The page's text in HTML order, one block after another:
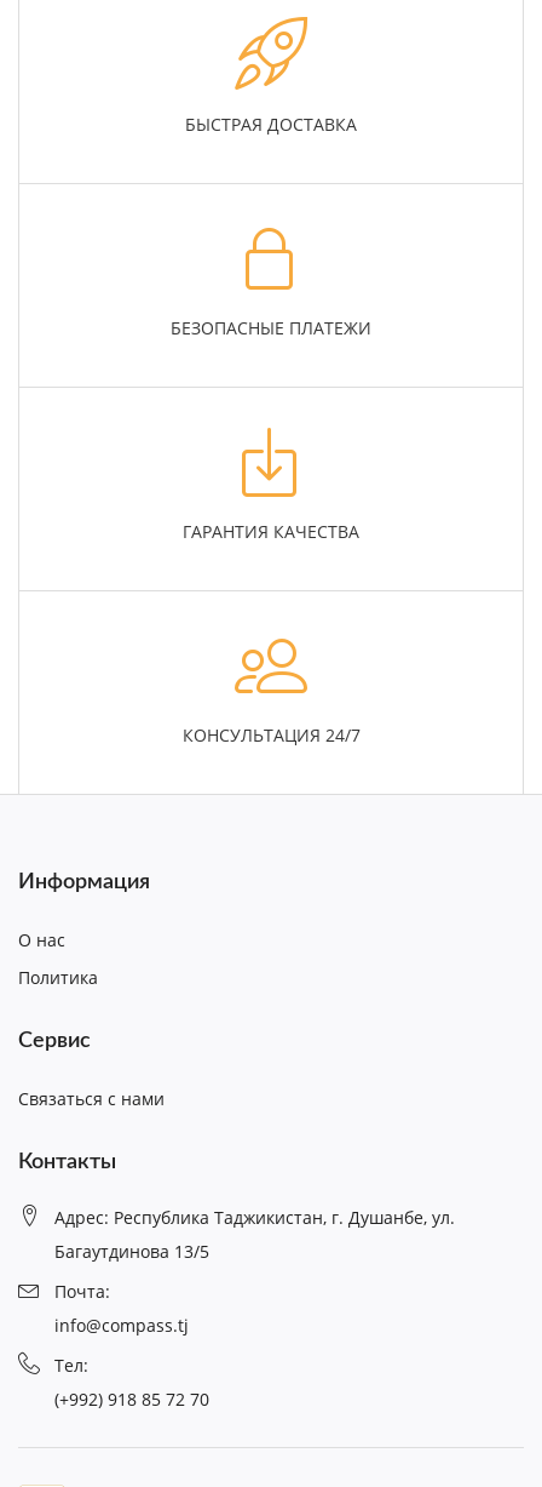
БЫСТРАЯ ДОСТАВКА
БЕЗОПАСНЫЕ ПЛАТЕЖИ
ГАРАНТИЯ КАЧЕСТВА
КОНСУЛЬТАЦИЯ 24/7
Информация
О нас
Политика
Сервис
Связаться с нами
Контакты
Адрес: Республика Таджикистан, г. Душанбе, ул.
Багаутдинова 13/5
Почта:
info@compass.tj
Тел:
(+992) 918 85 72 70